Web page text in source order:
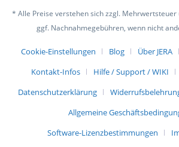
* Alle Preise verstehen sich zzgl. Mehrwertsteuer
ggf. Nachnahmegebühren, wenn nicht
Cookie-Einstellungen Blog Über JERA
Kontakt-Infos
Hilfe / Support / WIKI
Datenschutzerklärung
Allgemeine
Software-Lizenzbestimmungen